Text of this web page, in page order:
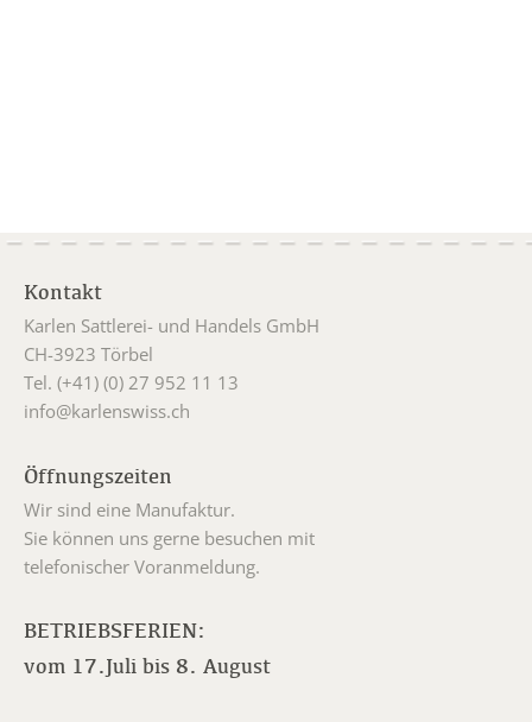
Kontakt
Karlen Sattlerei- und Handels GmbH
CH-3923 Törbel
Tel. (+41) (0) 27 952 11 13
info@karlenswiss.ch
Öffnungszeiten
Wir sind eine Manufaktur.
Sie können uns gerne besuchen mit
telefonischer Voranmeldung.
BETRIEBSFERIEN:
vom 17.Juli bis 8. August